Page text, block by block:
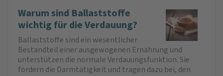
Warum sind Ballaststoffe
wichtig für die Verdauung?
Ballaststoffe sind ein wesentlicher
Bestandteil einer ausgewogenen Ernährung und
unterstützen die normale Verdauungsfunktion. Sie
fördern die Darmtätigkeit und tragen dazu bei, den